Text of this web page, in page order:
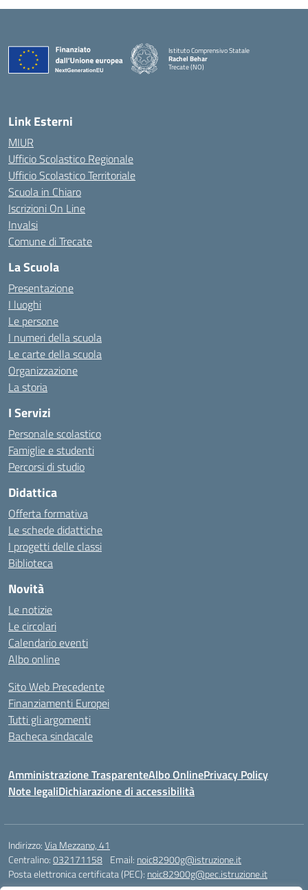
Istituto Comprensivo Statale
Rachel Behar
Trecate (NO)
Link Esterni
MIUR
Ufficio Scolastico Regionale
Ufficio Scolastico Territoriale
Scuola in Chiaro
Iscrizioni On Line
Invalsi
Comune di Trecate
La Scuola
Presentazione
I luoghi
Le persone
I numeri della scuola
Le carte della scuola
Organizzazione
La storia
I Servizi
Personale scolastico
Famiglie e studenti
Percorsi di studio
Didattica
Offerta formativa
Le schede didattiche
I progetti delle classi
Biblioteca
Novità
Le notizie
Le circolari
Calendario eventi
Albo online
Sito Web Precedente
Finanziamenti Europei
Tutti gli argomenti
Bacheca sindacale
Amministrazione TrasparenteAlbo OnlinePrivacy Policy
Note legaliDichiarazione di accessibilità
Indirizzo:Via Mezzano, 41
Centralino:032171158 Email: noic82900g@istruzione.it
Posta elettronica certificata (PEC): noic82900g@pec.istruzione.it